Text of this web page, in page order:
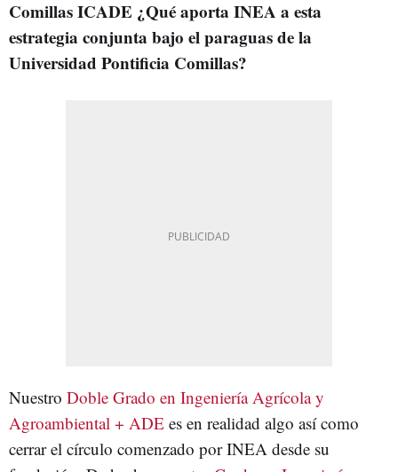
Comillas ICADE ¿Qué aporta INEA a esta
estrategia conjunta bajo el paraguas de la
Universidad Pontificia Comillas?
Nuestro Doble Grado en Ingeniería Agrícola y
Agroambiental + ADE es en realidad algo así como
cerrar el círculo comenzado por INEA desde su